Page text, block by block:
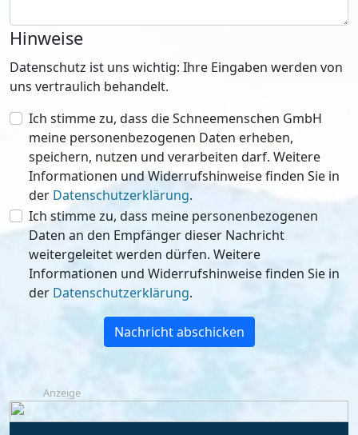
Hinweise
Datenschutz ist uns wichtig: Ihre Eingaben werden von
uns vertraulich behandelt.
Ich stimme zu, dass die Schneemenschen GmbH
meine personenbezogenen Daten erheben,
speichern, nutzen und verarbeiten darf. Weitere
Informationen und Widerrufshinweise finden Sie in
der Datenschutzerklärung.
Ich stimme zu, dass meine personenbezogenen
Daten an den Empfänger dieser Nachricht
weitergeleitet werden dürfen. Weitere
Informationen und Widerrufshinweise finden Sie in
der Datenschutzerklärung.
Nachricht abschicken
Anzeige